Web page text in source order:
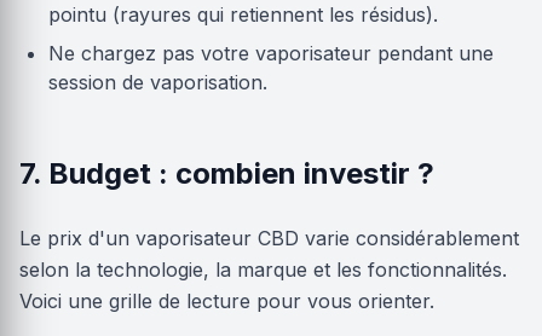
pointu (rayures qui retiennent les résidus).
Ne chargez pas votre vaporisateur pendant une
session de vaporisation.
7. Budget : combien investir ?
Le prix d'un vaporisateur CBD varie considérablement
selon la technologie, la marque et les fonctionnalités.
Voici une grille de lecture pour vous orienter.